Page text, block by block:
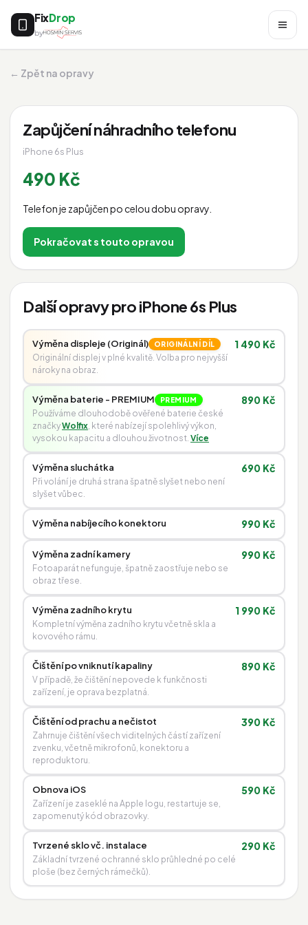
FixDrop
by
← Zpět na opravy
Zapůjčení náhradního telefonu
iPhone 6s Plus
490 Kč
Telefon je zapůjčen po celou dobu opravy.
Pokračovat s touto opravou
Další opravy pro iPhone 6s Plus
Výměna displeje (Originál) ORIGINÁLNÍ DÍL
Originální displej v plné kvalitě. Volba pro nejvyšší
nároky na obraz.
1 490 Kč
Výměna baterie - PREMIUM PREMIUM
Používáme dlouhodobě ověřené baterie české
značkyWolfix, které nabízejí spolehlivý výkon,
vysokou kapacitu a dlouhou životnost. Více
890 Kč
Výměna sluchátka
Při volání je druhá strana špatně slyšet nebo není
slyšet vůbec.
690 Kč
Výměna nabíjecího konektoru 990 Kč
Výměna zadní kamery
Fotoaparát nefunguje, špatně zaostřuje nebo se
obraz třese.
990 Kč
Výměna zadního krytu
Kompletní výměna zadního krytu včetně skla a
kovového rámu.
1 990 Kč
Čištění po vniknutí kapaliny
V případě, že čištění nepovede k funkčnosti
zařízení, je oprava bezplatná.
890 Kč
Čištění od prachu a nečistot
Zahrnuje čištění všech viditelných částí zařízení
zvenku, včetně mikrofonů, konektoru a
reproduktoru.
390 Kč
Obnova iOS
Zařízení je zaseklé na Apple logu, restartuje se,
zapomenutý kód obrazovky.
590 Kč
Tvrzené sklo vč. instalace
Základní tvrzené ochranné sklo průhledné po celé
ploše (bez černých rámečků).
290 Kč